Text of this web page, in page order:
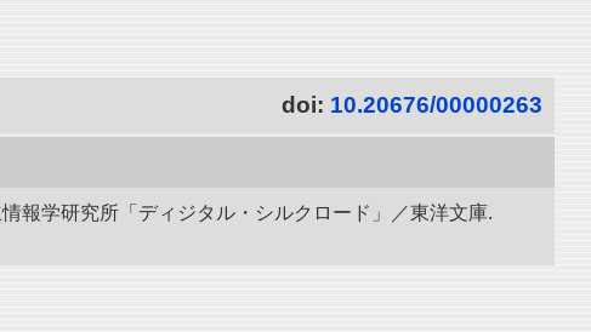
doi: 10.20676/00000263
報学研究所「ディジタル・シルクロード」／東洋文庫.